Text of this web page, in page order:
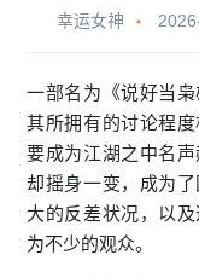
幸运女神
一部名为《说好当
其所拥有的讨论程
要成为江湖之中名
却摇身一变，成为
大的反差状况，以
为不少的观众。